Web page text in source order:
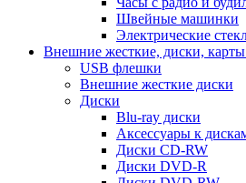
Швейные машинки
Электрические
Внешние жесткие, диски,
USB флешки
Внешние жесткие диски
Диски
Blu-ray диски
Аксессуары к
Диски CD-RW
Диски DVD-R